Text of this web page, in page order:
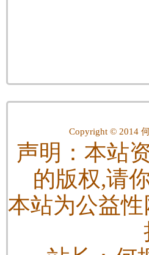
Copyright © 2014
声明：本站
的版权,请
本站为公益